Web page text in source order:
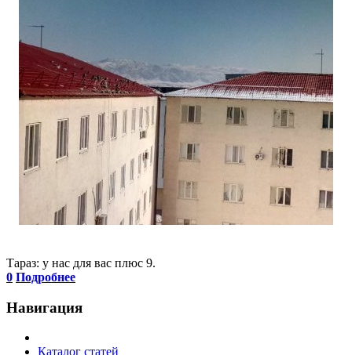
Тараз: у нас для вас плюс 9.
0 Подробнее
Навигация
Каталог статей